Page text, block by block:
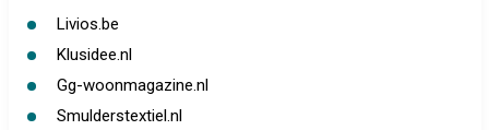
Livios.be
Klusidee.nl
Gg-woonmagazine.nl
Smulderstextiel.nl